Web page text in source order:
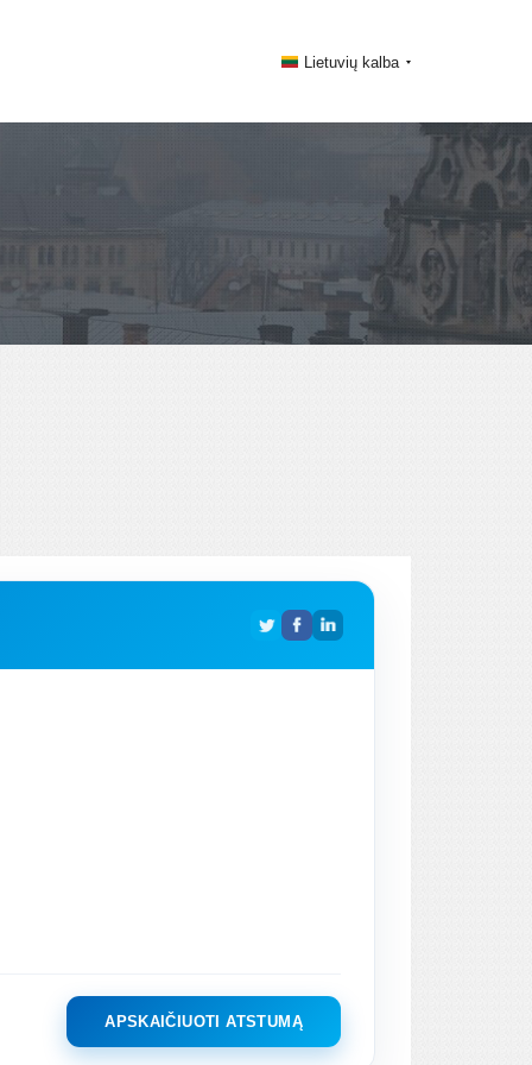
Lietuvių kalba
APSKAIČIUOTI ATSTUMĄ